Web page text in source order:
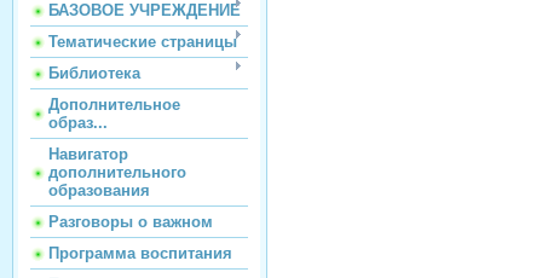
БАЗОВОЕ УЧРЕЖДЕНИЕ
Тематические страницы
Библиотека
Дополнительное
образ...
Навигатор
дополнительного
образования
Разговоры о важном
Программа воспитания